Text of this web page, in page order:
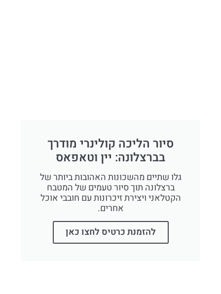
סיור הליכה קולינרי מודרך
בברצלונה: יין וטאפאס
גלו שתיים מהשכונות האהובות ביותר של
ברצלונה תוך סיור טעמים של המטבח
הקטלאני ויצירת זיכרונות עם חובבי אוכל
אחרים.
להזמנת כרטיס לחצו כאן